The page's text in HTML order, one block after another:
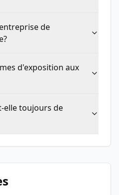
de
d'exposition aux
elle toujours de